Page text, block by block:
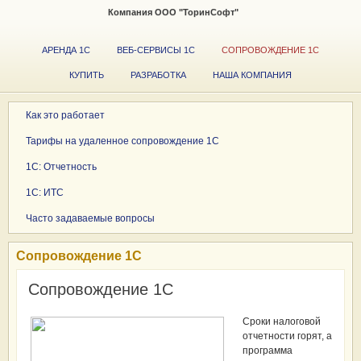
Компания ООО "ТоринСофт"
АРЕНДА 1С ВЕБ-СЕРВИСЫ 1С СОПРОВОЖДЕНИЕ 1С
КУПИТЬ РАЗРАБОТКА НАША КОМПАНИЯ
Как это работает
Тарифы на удаленное сопровождение 1С
1С: Отчетность
1С: ИТС
Часто задаваемые вопросы
Сопровождение 1С
Сопровождение 1С
Сроки налоговой
отчетности горят, а
программа